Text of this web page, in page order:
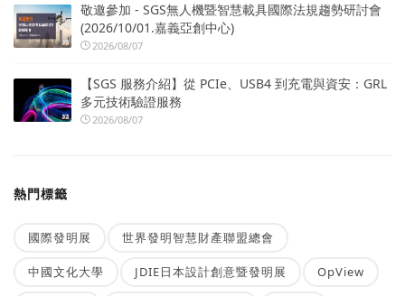
敬邀參加 - SGS無人機暨智慧載具國際法規趨勢研討會
(2026/10/01.嘉義亞創中心)
2026/08/07
【SGS 服務介紹】從 PCIe、USB4 到充電與資安：GRL
多元技術驗證服務
2026/08/07
熱門標籤
國際發明展 世界發明智慧財產聯盟總會
中國文化大學 JDIE日本設計創意暨發明展 OpView